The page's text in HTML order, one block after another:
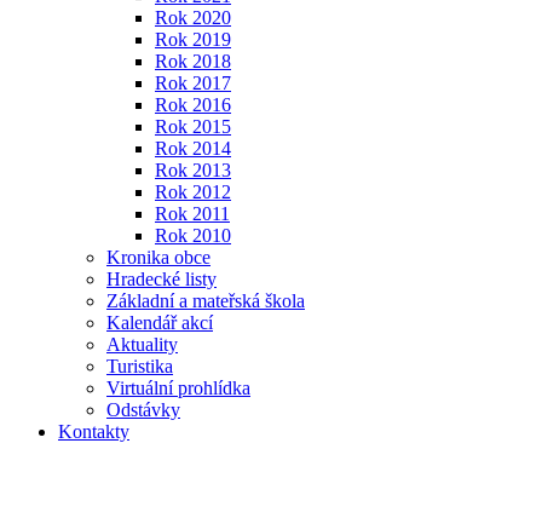
Rok 2020
Rok 2019
Rok 2018
Rok 2017
Rok 2016
Rok 2015
Rok 2014
Rok 2013
Rok 2012
Rok 2011
Rok 2010
Kronika obce
Hradecké listy
Základní a mateřská škola
Kalendář akcí
Aktuality
Turistika
Virtuální prohlídka
Odstávky
Kontakty